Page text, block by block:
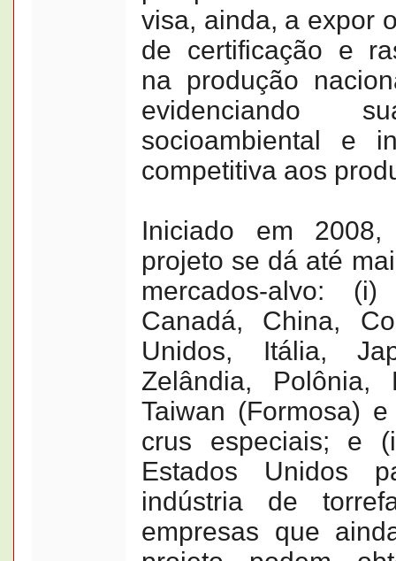
visa, ainda, a expor
de certificação e
na produção
evidenciando
socioambiental e
competitiva aos
Iniciado em
projeto se dá até
mercados-alvo: (i)
Canadá, China,
Unidos, Itália,
Zelândia, Polônia,
Taiwan (Formosa)
crus especiais; e
Estados Unidos
indústria de
empresas que